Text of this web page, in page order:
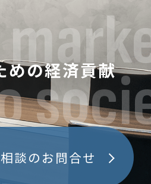
めの経済貢献
談のお問合せ